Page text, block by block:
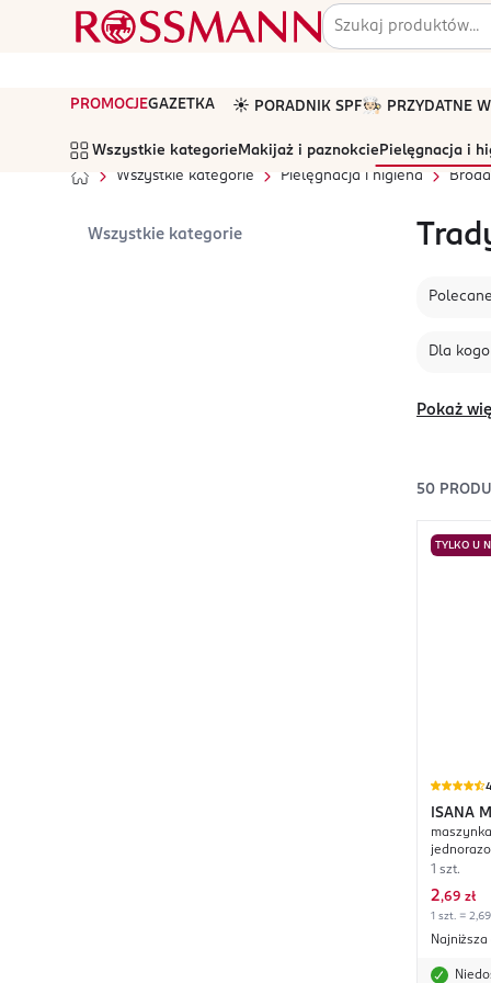
PROMOCJEGAZETKA ☀️ PORADNIK SPF🧑🏻‍🍳 PRZYDATNE
Wszystkie kategorie Makijaż i paznokcie Pielęgnacja i
Wszystkie kategorie
Pielęgnacja i higiena
Wszystkie kategorie
Polecane
Dla kogo
Pokaż
50
TYLKO U
ISANA
1 szt.
2,69 zł
1 szt. = 2,69
Najniższa